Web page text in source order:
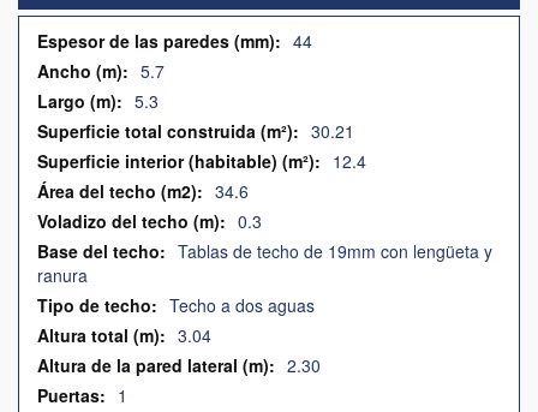
la
galería
imágenes
Más
Información
44
5.7
5.3
30.21
12.4
34.6
0.3
Tablas de techo de 19mm con lengüeta y
ranura
Techo a dos aguas
3.04
2.30
1